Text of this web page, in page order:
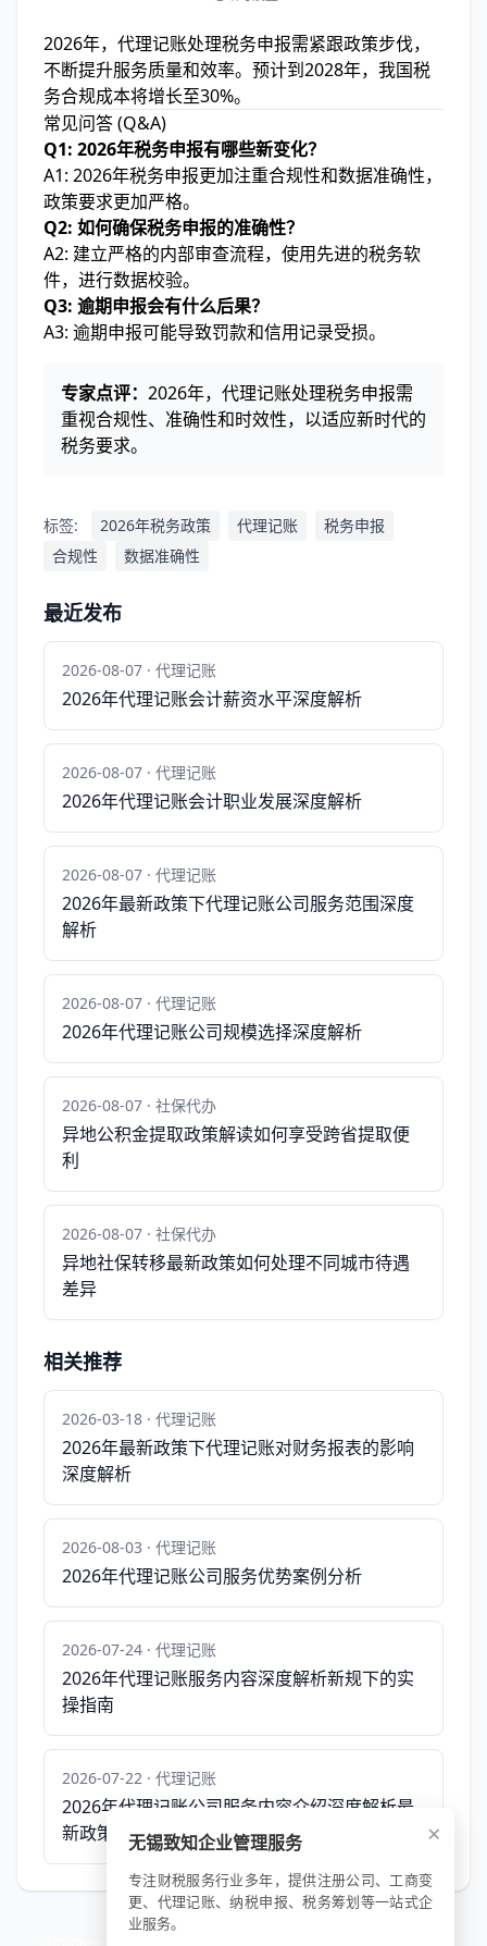
2026年，代理记账处理税务申报需紧跟政策步伐，
不断提升服务质量和效率。预计到2028年，我国税
务合规成本将增长至30%。
常见问答 (Q&A)
Q1: 2026年税务申报有哪些新变化？
A1: 2026年税务申报更加注重合规性和数据准确性，
政策要求更加严格。
Q2: 如何确保税务申报的准确性？
A2: 建立严格的内部审查流程，使用先进的税务软
件，进行数据校验。
Q3: 逾期申报会有什么后果？
A3: 逾期申报可能导致罚款和信用记录受损。
专家点评： 2026年，代理记账处理税务申报需
重视合规性、准确性和时效性，以适应新时代的
税务要求。
标签: 2026年税务政策 代理记账
税务申报
合规性
数据准确性
最近发布
2026-08-07 · 代理记账
2026年代理记账会计薪资水平深度解析
2026-08-07 · 代理记账
2026年代理记账会计职业发展深度解析
2026-08-07 · 代理记账
2026年最新政策下代理记账公司服务范围深度
解析
2026-08-07 · 代理记账
2026年代理记账公司规模选择深度解析
2026-08-07 · 社保代办
异地公积金提取政策解读如何享受跨省提取便
利
2026-08-07 · 社保代办
异地社保转移最新政策如何处理不同城市待遇
差异
相关推荐
2026-03-18 · 代理记账
2026年最新政策下代理记账对财务报表的影响
深度解析
2026-08-03 · 代理记账
2026年代理记账公司服务优势案例分析
2026-07-24 · 代理记账
2026年代理记账服务内容深度解析新规下的实
操指南
2026-07-22 · 代理记账
2026年代理记账公司服务内容介绍深度解析最
新政策与市场环境
×
无锡致知企业管理服务
专注财税服务行业多年，提供注册公司、工商变
更、代理记账、纳税申报、税务筹划等一站式企
业服务。